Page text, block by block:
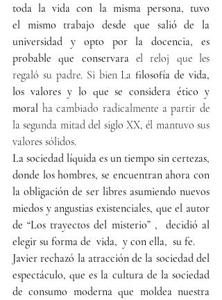
toda la vida con la misma persona, tuvo
el mismo trabajo desde que salió de la
universidad y opto por la docencia, es
probable que conservara el reloj que les
regaló su padre. Si bien La filosofía de vida,
los valores y lo que se considera ético y
moral ha cambiado radicalmente a partir de
la segunda mitad del siglo XX, él mantuvo sus
valores sólidos.
La sociedad líquida es un tiempo sin certezas,
donde los hombres, se encuentran ahora con
la obligación de ser libres asumiendo nuevos
miedos y angustias existenciales, que el autor
de “Los trayectos del misterio” ,  decidió al
elegir su forma de  vida,  y con ella,  su fe.
Javier rechazó la atracción de la sociedad del
espectáculo, que es la cultura de la sociedad
de consumo moderna que moldea nuestra